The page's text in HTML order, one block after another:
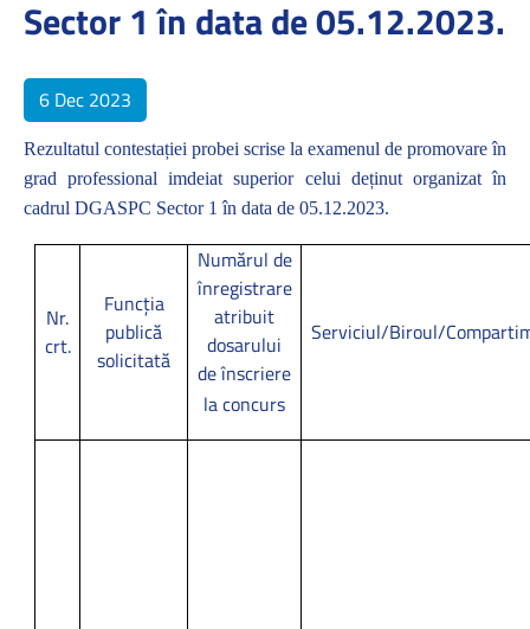
Sector 1 în data de 05.12.2023.
6 Dec 2023
Rezultatul contestației probei scrise la examenul de promovare în
grad professional imdeiat superior celui deținut organizat în
cadrul DGASPC Sector 1 în data de 05.12.2023.
Nr.
crt.
Funcţia
publică
solicitată
Numărul de
înregistrare
atribuit
dosarului
de înscriere
la concurs
Serviciul/Biroul/